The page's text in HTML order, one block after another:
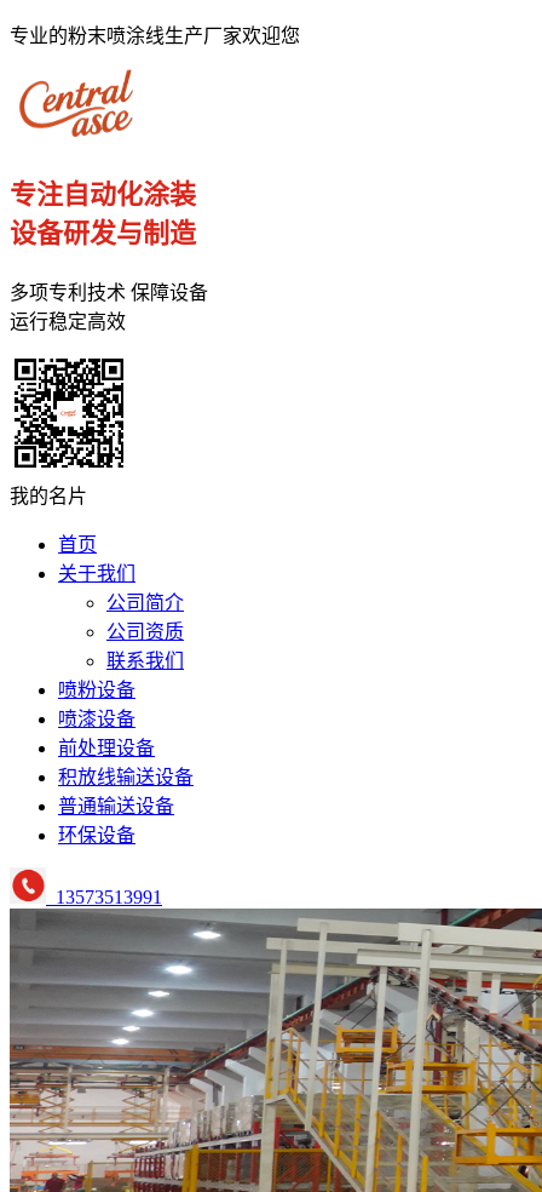
专业的粉末喷涂线生产厂家欢迎您
专注自动化涂装
设备研发与制造
多项专利技术 保障设备
运行稳定高效
我的名片
首页
关于我们
公司简介
公司资质
联系我们
喷粉设备
喷漆设备
前处理设备
积放线输送设备
普通输送设备
环保设备
13573513991